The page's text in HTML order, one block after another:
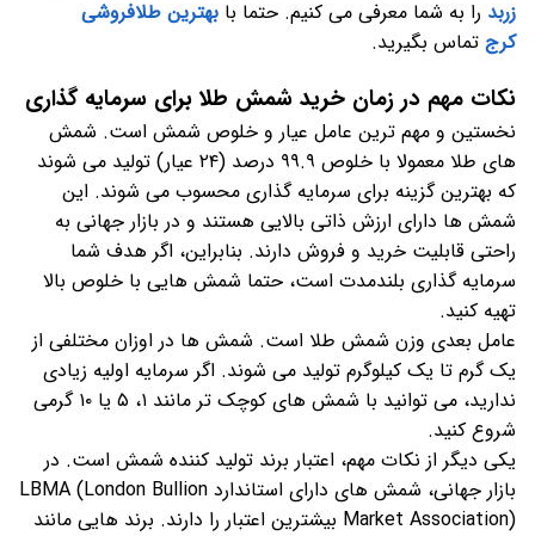
زربد را به شما معرفی می کنیم. حتما با بهترین طلافروشی
کرج تماس بگیرید.
نکات مهم در زمان خرید شمش طلا برای سرمایه گذاری
نخستین و مهم ‌ترین عامل عیار و خلوص شمش است. شمش
‌های طلا معمولا با خلوص ۹۹.۹ درصد (۲۴ عیار) تولید می شوند
که بهترین گزینه برای سرمایه گذاری محسوب می شوند. این
شمش ها دارای ارزش ذاتی بالایی هستند و در بازار جهانی به
راحتی قابلیت خرید و فروش دارند. بنابراین، اگر هدف شما
سرمایه گذاری بلندمدت است، حتما شمش هایی با خلوص بالا
تهیه کنید.
عامل بعدی وزن شمش طلا است. شمش ها در اوزان مختلفی از
یک گرم تا یک کیلوگرم تولید می شوند. اگر سرمایه اولیه زیادی
ندارید، می توانید با شمش های کوچک تر مانند ۱، ۵ یا ۱۰ گرمی
شروع کنید.
یکی دیگر از نکات مهم، اعتبار برند تولید کننده شمش است. در
بازار جهانی، شمش های دارای استاندارد LBMA (London Bullion
Market Association) بیشترین اعتبار را دارند. برند هایی مانند